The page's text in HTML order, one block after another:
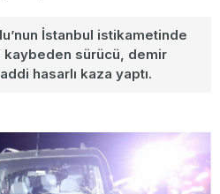
İstanbul istikametinde
sürücü, demir
hasarlı kaza yaptı.